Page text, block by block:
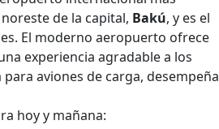
de la capital, Bakú, y es el
El moderno aeropuerto ofrece
experiencia agradable a los
aviones de carga, desempeña
hoy y mañana: